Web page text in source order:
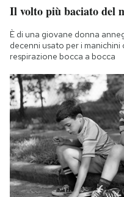
Il volto più baciato del
È di una giovane donna
decenni usato per i manichini
respirazione bocca a bocca